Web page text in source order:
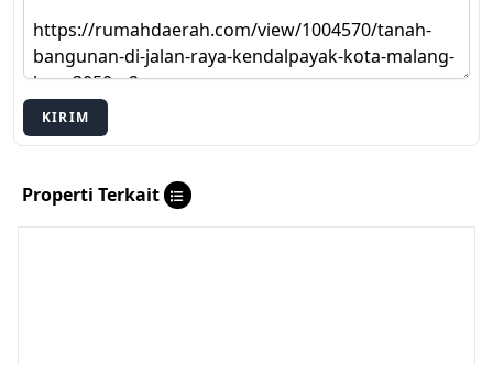
KIRIM
Properti Terkait